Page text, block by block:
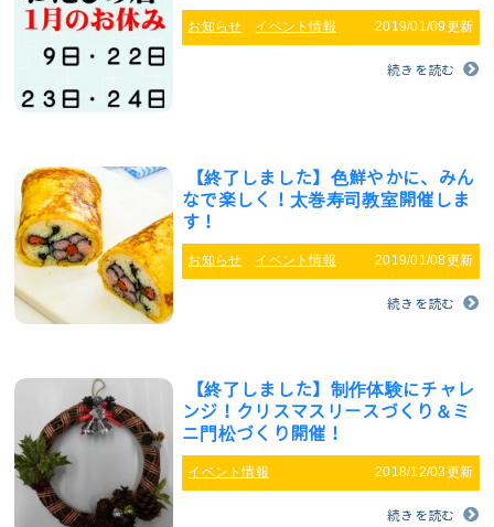
お知らせ イベント情報 2019/01/09更新
続きを読む
【終了しました】色鮮やかに、みん
なで楽しく！太巻寿司教室開催しま
す！
お知らせ イベント情報 2019/01/08更新
続きを読む
【終了しました】制作体験にチャレ
ンジ！クリスマスリースづくり＆ミ
ニ門松づくり開催！
イベント情報 2018/12/03更新
続きを読む